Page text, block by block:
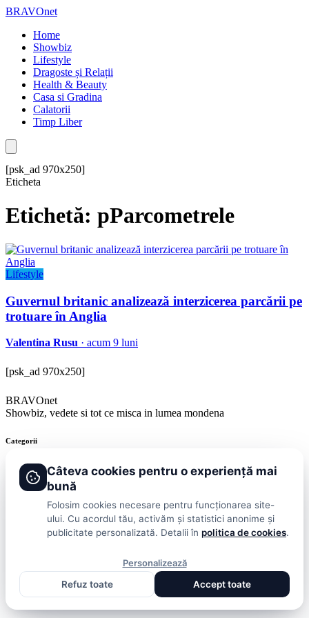
BRAVOnet
Home
Showbiz
Lifestyle
Dragoste și Relații
Health & Beauty
Casa si Gradina
Calatorii
Timp Liber
[psk_ad 970x250]
Eticheta
Etichetă: pParcometrele
Lifestyle
Guvernul britanic analizează interzicerea parcării pe
trotuare în Anglia
Valentina Rusu · acum 9 luni
[psk_ad 970x250]
BRAVOnet
Showbiz, vedete si tot ce misca in lumea mondena
Categorii
StiriShowbizPublicitateLifestyleHealth & BeautyCasa si Gradina
PublicitatePolitica De ConfidentialitateHomeTermeni și
Câteva cookies pentru o experiență mai
bună
Folosim cookies necesare pentru funcționarea site-
ului. Cu acordul tău, activăm și statistici anonime și
publicitate personalizată. Detalii în politica de cookies.
Personalizează
Refuz toate
Accept toate